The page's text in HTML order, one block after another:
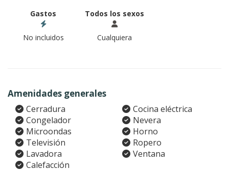
Gastos
No incluidos
Todos los sexos
Cualquiera
Amenidades generales
Cerradura
Cocina eléctrica
Congelador
Nevera
Microondas
Horno
Televisión
Ropero
Lavadora
Ventana
Calefacción